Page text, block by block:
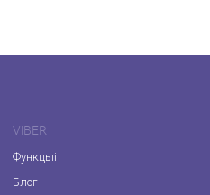
VIBER
Функцыі
Блог